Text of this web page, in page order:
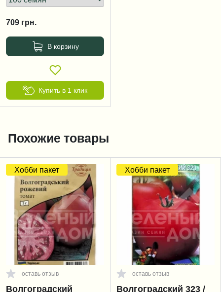
709 грн.
В корзину
Купить в 1 клик
Похожие товары
Хобби пакет
оставь отзыв
Волгоградский
Хобби пакет
оставь отзыв
Волгоградский 323 /